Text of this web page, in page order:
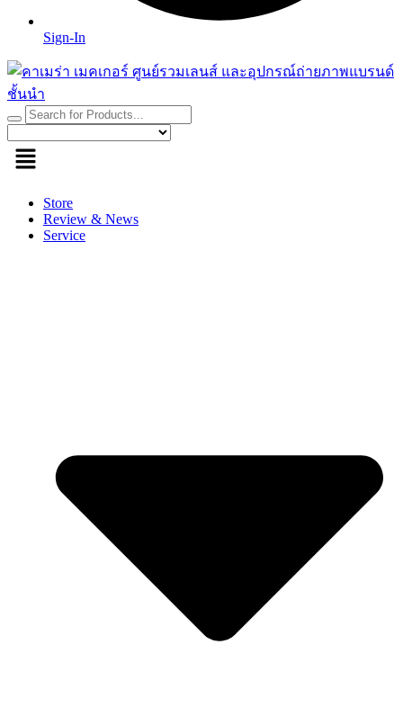
Sign-In
Store
Review & News
Service